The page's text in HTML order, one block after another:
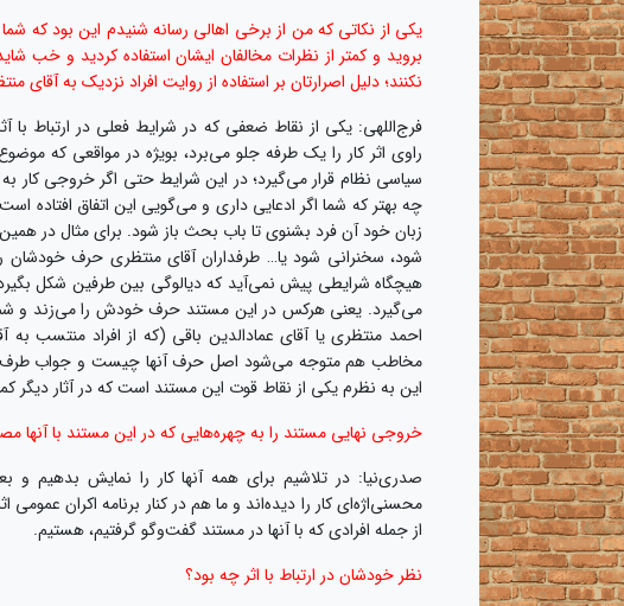
یکی از نکاتی که من از برخی اهالی رسانه شنیدم این بود که
بروید و کمتر از نظرات مخالفان ایشان استفاده کردید و خب
نکنند؛ دلیل اصرارتان بر استفاده از روایت افراد نزدیک به آقای
فرج‌اللهی: یکی از نقاط ضعفی که در شرایط فعلی در ارتباط با
راوی اثر کار را یک طرفه جلو می‌برد، بویژه در مواقعی که
سیاسی نظام قرار می‌گیرد؛ در این شرایط حتی اگر خروجی کار
چه بهتر که شما اگر ادعایی داری و می‌گویی این اتفاق افتاده
زبان خود آن فرد بشنوی تا باب بحث باز شود. برای مثال در
شود، سخنرانی شود یا… طرفداران آقای منتظری حرف
هیچگاه شرایطی پیش نمی‌آید که دیالوگی بین طرفین شکل
می‌گیرد. یعنی هرکس در این مستند حرف خودش را می‌زند و
احمد منتظری یا آقای عمادالدین باقی (که از افراد
مخاطب هم متوجه می‌شود اصل حرف آنها چیست و جواب طرف
این به نظرم یکی از نقاط قوت این مستند است که در آثار دیگر
خروجی نهایی مستند را به چهره‌هایی که در این مستند با آنها
صدری‌نیا: در تلاشیم برای همه آنها کار را نمایش بدهیم و
محسنی‌اژه‌ای کار را دیده‌اند و ما هم در کنار برنامه اکران
از جمله افرادی که با آنها در مستند گفت‌وگو گرفتیم، هستیم.
نظر خودشان در ارتباط با اثر چه بود؟